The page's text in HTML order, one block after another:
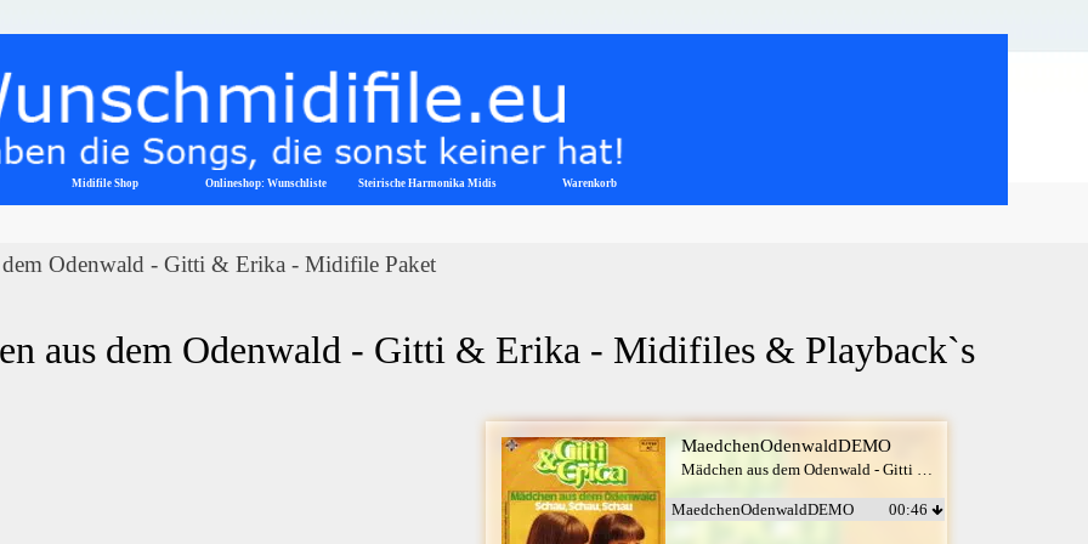
Menü überspringen
Midifile Shop ▼
Onlineshop: Wunschliste Steirische Harmonika Midis ▼
Warenkorb
dem Odenwald - Gitti & Erika - Midifile Paket
aus dem Odenwald - Gitti & Erika - Midifiles & Playback`s
MaedchenOdenwaldDEMO
Mädchen aus dem Odenwald - Gitti & Erika
MaedchenOdenwaldDEMO 00:46